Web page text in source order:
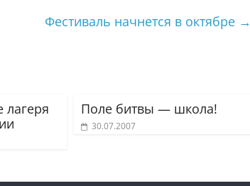
Фестиваль начнется в октябре →
лагеря
Поле битвы — школа!
30.07.2007